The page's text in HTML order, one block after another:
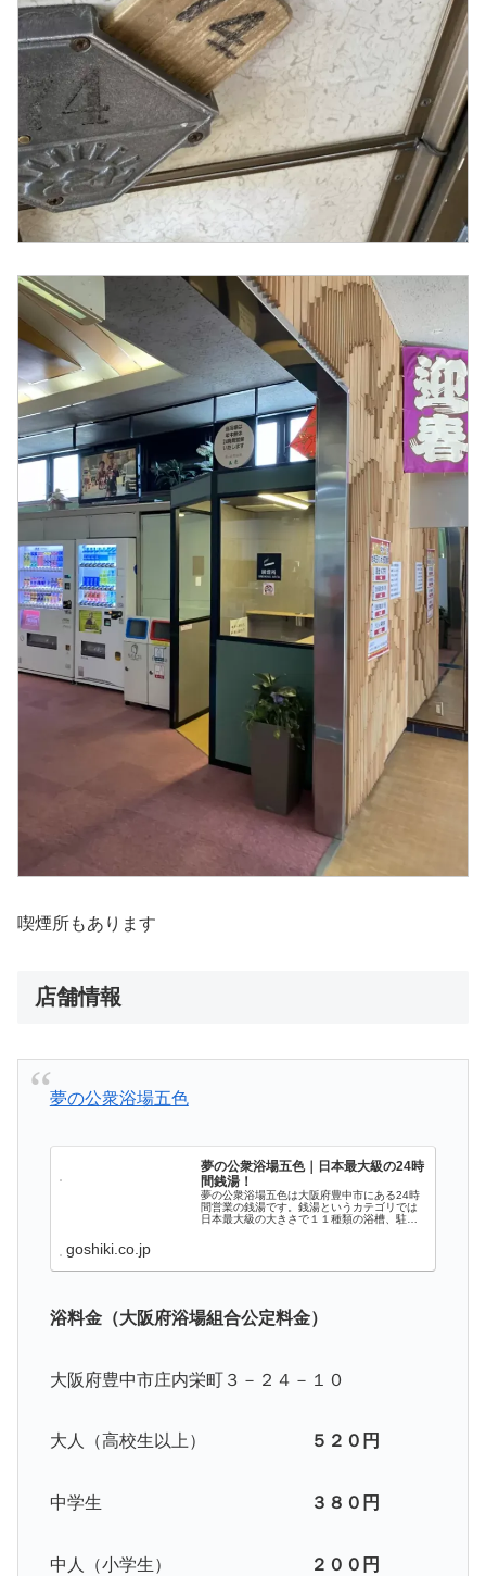
喫煙所もあります
店舗情報
夢の公衆浴場五色
夢の公衆浴場五色｜日本最大級の24時
間銭湯！
夢の公衆浴場五色は大阪府豊中市にある24時
間営業の銭湯です。銭湯というカテゴリでは
日本最大級の大きさで１１種類の浴槽、駐車
goshiki.co.jp
浴料金（大阪府浴場組合公定料金）
大阪府豊中市庄内栄町３－２４－１０
大人（高校生以上） ５２０円
中学生 ３８０円
中人（小学生） ２００円